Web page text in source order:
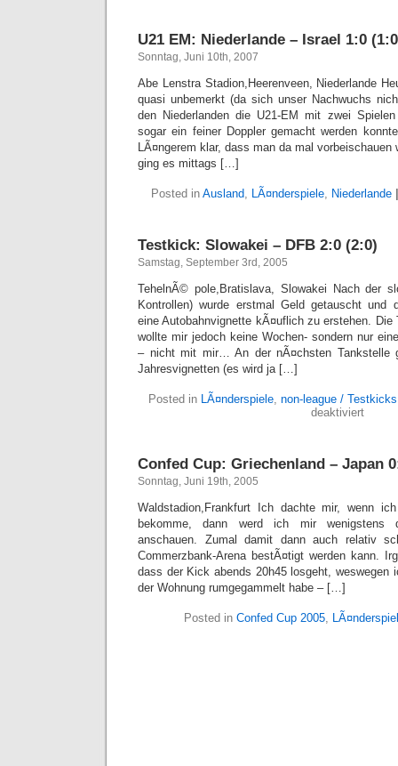
U21 EM: Niederlande – Israel 1:0
Sonntag, Juni 10th, 2007
Abe Lenstra Stadion,Heerenveen, Niederlande
quasi unbemerkt (da sich unser Nachwuchs
den Niederlanden die U21-EM mit zwei
sogar ein feiner Doppler gemacht werden
LÃ¤ngerem klar, dass man da mal
ging es mittags […]
Posted in Ausland, LÃ¤nderspiele, Niederlande
Testkick: Slowakei – DFB 2:0 (2:0)
Samstag, September 3rd, 2005
TehelnÃ© pole,Bratislava, Slowakei Nach der
Kontrollen) wurde erstmal Geld getauscht und
eine Autobahnvignette kÃ¤uflich zu erstehen.
wollte mir jedoch keine Wochen- sondern nur
– nicht mit mir… An der nÃ¤chsten Tankstelle
Jahresvignetten (es wird ja […]
Posted in LÃ¤nderspiele, non-league / Testkicks
deaktiviertfür
DFB
Confed Cup: Griechenland – Japan
Sonntag, Juni 19th, 2005
Waldstadion,Frankfurt Ich dachte mir, wenn
bekomme, dann werd ich mir wenigstens
anschauen. Zumal damit dann auch relativ
Commerzbank-Arena bestÃ¤tigt werden kann.
dass der Kick abends 20h45 losgeht, weswegen
der Wohnung rumgegammelt habe – […]
Posted in Confed Cup 2005,